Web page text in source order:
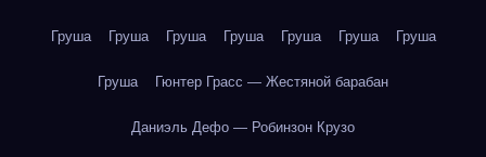
Груша Груша Груша Груша Груша Груша Груша
Груша Гюнтер Грасс — Жестяной барабан
Даниэль Дефо — Робинзон Крузо